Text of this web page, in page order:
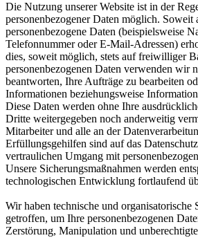
Die Nutzung unserer Website ist in der
personenbezogener Daten möglich. Soweit
personenbezogene Daten (beispielsweise
Telefonnummer oder E-Mail-Adressen)
dies, soweit möglich, stets auf freiwilliger
personenbezogenen Daten verwenden wir
beantworten, Ihre Aufträge zu bearbeiten
Informationen beziehungsweise
Diese Daten werden ohne Ihre
Dritte weitergegeben noch anderweitig
Mitarbeiter und alle an der
Erfüllungsgehilfen sind auf das
vertraulichen Umgang mit
Unsere Sicherungsmaßnahmen werden
technologischen Entwicklung fortlaufend
Wir haben technische und organisatorische
getroffen, um Ihre personenbezogenen
Zerstörung, Manipulation und